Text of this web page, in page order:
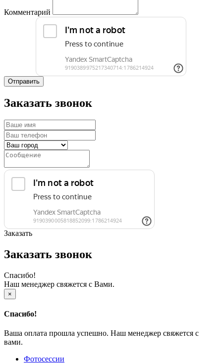
Комментарий
Отправить
Заказать звонок
Заказать
Заказать звонок
Спасибо!
Наш менеджер свяжется с Вами.
×
Спасибо!
Ваша оплата прошла успешно. Наш менеджер свяжется с
вами.
Фотосессии